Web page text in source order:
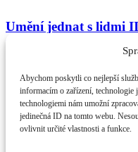
Abychom poskytli co nejlepší
informacím o zařízení, technologie
technologiemi nám umožní
jedinečná ID na tomto webu.
ovlivnit určité vlastnosti a funkce.
Umění jednat s lidmi
Umění jednání s
2026